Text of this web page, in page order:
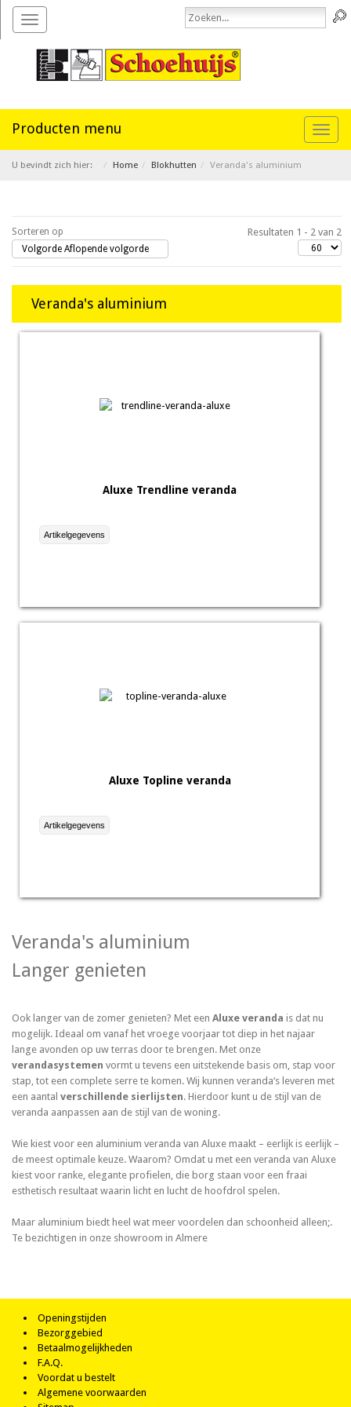
Toggle
navigation
U bevindt zich hier: Home Blokhutten Veranda's aluminium
Sorteren op
Volgorde Aflopende volgorde
Resultaten 1 - 2 van 2
Veranda's aluminium
Aluxe Trendline veranda
Artikelgegevens
Aluxe Topline veranda
Artikelgegevens
Veranda's aluminium
Langer genieten
Ook langer van de zomer genieten? Met een Aluxe veranda is dat nu
mogelijk. Ideaal om vanaf het vroege voorjaar tot diep in het najaar
lange avonden op uw terras door te brengen. Met onze
verandasystemen vormt u tevens een uitstekende basis om, stap voor
stap, tot een complete serre te komen. Wij kunnen veranda‘s leveren met
een aantal verschillende sierlijsten. Hierdoor kunt u de stijl van de
veranda aanpassen aan de stijl van de woning.
Wie kiest voor een aluminium veranda van Aluxe maakt – eerlijk is eerlijk –
de meest optimale keuze. Waarom? Omdat u met een veranda van Aluxe
kiest voor ranke, elegante profielen, die borg staan voor een fraai
esthetisch resultaat waarin licht en lucht de hoofdrol spelen.
Maar aluminium biedt heel wat meer voordelen dan schoonheid alleen;.
Te bezichtigen in onze showroom in Almere
Openingstijden
Bezorggebied
Betaalmogelijkheden
F.A.Q.
Voordat u bestelt
Algemene voorwaarden